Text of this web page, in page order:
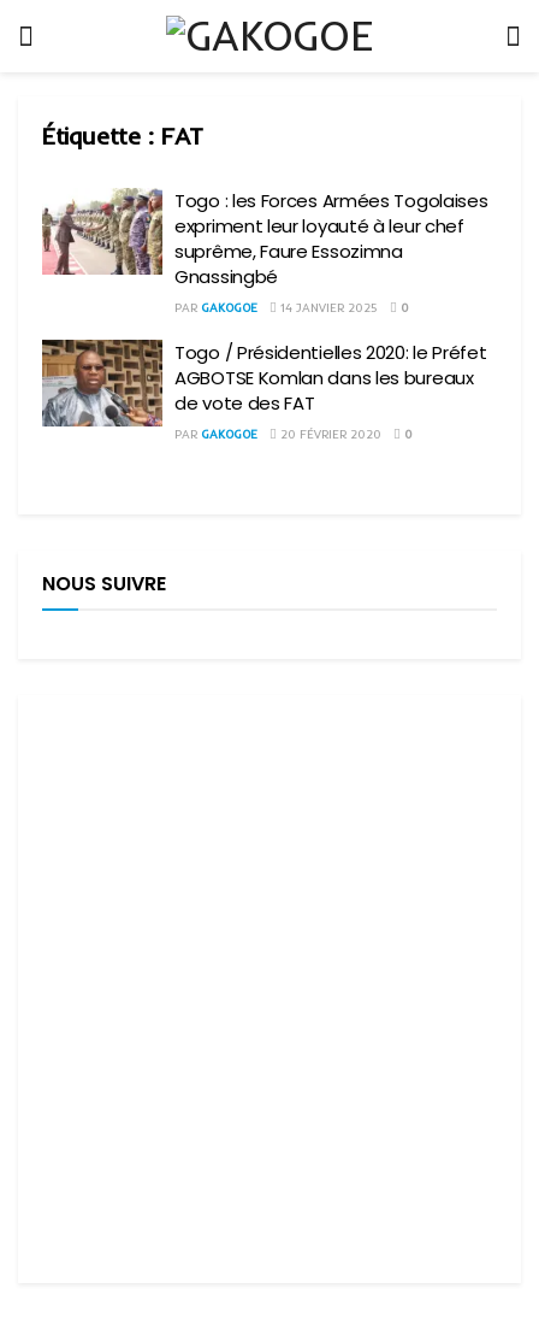
Étiquette : FAT
Togo : les Forces Armées Togolaises
expriment leur loyauté à leur chef
suprême, Faure Essozimna
Gnassingbé
PAR GAKOGOE 14 JANVIER 2025 0
Togo / Présidentielles 2020: le Préfet
AGBOTSE Komlan dans les bureaux
de vote des FAT
PAR GAKOGOE 20 FÉVRIER 2020 0
NOUS SUIVRE